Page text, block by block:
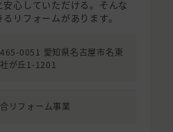
心していただける。そんな
リフォームがあります。
0051 愛知県名古屋市名東
が丘1-1201
リフォーム事業